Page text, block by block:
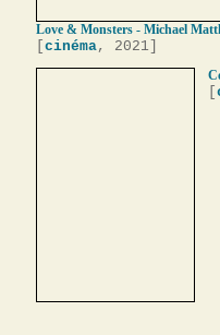
Love & Monsters - Michael
cinéma, 2021]